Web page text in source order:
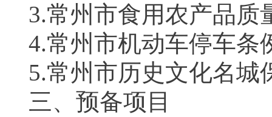
3.常州市食用农产品质
4.常州市机动车停车条
5.常州市历史文化名城
三、预备项目